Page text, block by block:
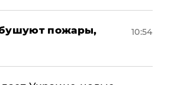
пожары,
10:54